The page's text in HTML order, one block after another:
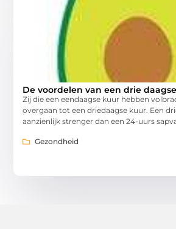
De voordelen van een drie
Zij die een eendaagse kuur hebben
overgaan tot een driedaagse kuur. Een
aanzienlijk strenger dan een 24-uurs
Gezondheid